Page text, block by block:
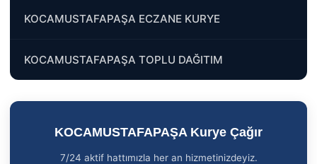
KOCAMUSTAFAPAŞA ECZANE KURYE
KOCAMUSTAFAPAŞA TOPLU DAĞITIM
KOCAMUSTAFAPAŞA Kurye Çağır
7/24 aktif hattımızla her an hizmetinizdeyiz.